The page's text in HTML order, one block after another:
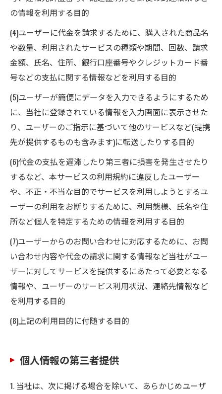
の情報を利用する目的
(4)ユーザーに代金を請求するために、購入された商品名
や数量、利用されたサービスの種類や期間、回数、請求
金額、氏名、住所、銀行口座番号やクレジットカード番
号などの支払に関する情報などを利用する目的
(5)ユーザーが簡便にデータを入力できるようにするため
に、当社に登録されている情報を入力画面に表示させた
り、ユーザーのご指示に基づいて他のサービスなど(提携
先が提供するものも含みます)に転送したりする目的
(6)代金の支払を遅滞したり第三者に損害を発生させたり
するなど、本サービスの利用規約に違反したユーザー
や、不正・不当な目的でサービスを利用しようとするユ
ーザーの利用をお断りするために、利用態様、氏名や住
所など個人を特定するための情報を利用する目的
(7)ユーザーからのお問い合わせに対応するために、お問
い合わせ内容や代金の請求に関する情報など当社がユー
ザーに対してサービスを提供するにあたって必要となる
情報や、ユーザーのサービス利用状況、連絡先情報など
を利用する目的
(8)上記の利用目的に付随する目的
個人情報の第三者提供
1. 当社は、次に掲げる場合を除いて、あらかじめユーザ